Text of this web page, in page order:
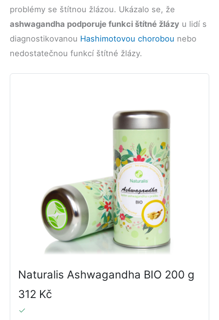
problémy se štítnou žlázou. Ukázalo se, že
ashwagandha podporuje funkci štítné žlázy u lidí s
diagnostikovanou Hashimotovou chorobou nebo
nedostatečnou funkcí štítné žlázy.
Naturalis Ashwagandha BIO 200 g
312 Kč